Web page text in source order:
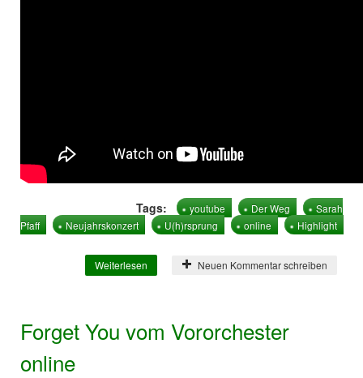
Tags: youtube Der Weg
Sarah
Pfaff
Neujahrskonzert U(h)rsprung online Highlight
Weiterlesen
über Besonderes Highlight der
Neuen Kommentar schreiben
Forget You vom Vororchester
online